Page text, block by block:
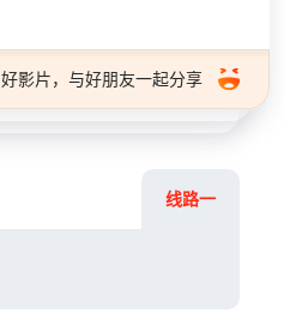
好影片，与好朋友一起分享
线路一